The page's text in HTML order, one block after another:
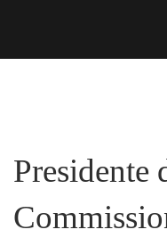
Presidente